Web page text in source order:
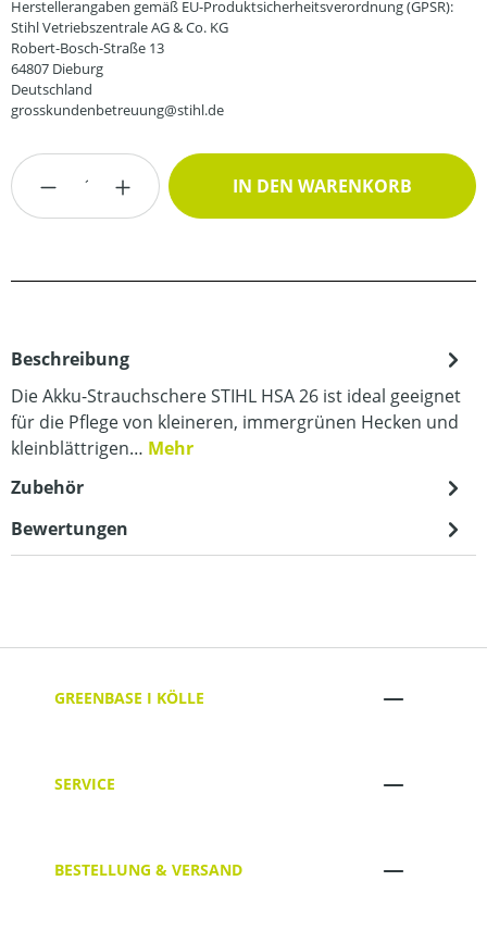
Herstellerangaben gemäß EU-Produktsicherheitsverordnung (GPSR):
Stihl Vetriebszentrale AG & Co. KG
Robert-Bosch-Straße 13
64807 Dieburg
Deutschland
grosskundenbetreuung@stihl.de
Produkt Anzahl: Gib den gewünschten
IN DEN WARENKORB
Beschreibung
Die Akku-Strauchschere STIHL HSA 26 ist ideal geeignet
für die Pflege von kleineren, immergrünen Hecken und
kleinblättrigen… Mehr
Zubehör
Bewertungen
GREENBASE I KÖLLE
SERVICE
BESTELLUNG & VERSAND